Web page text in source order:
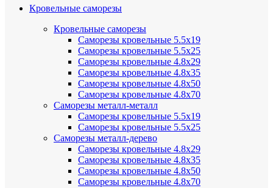
Кровельные саморезы
Кровельные саморезы
Саморезы кровельные 5.5х19
Саморезы кровельные 5.5х25
Саморезы кровельные 4.8х29
Саморезы кровельные 4.8х35
Саморезы кровельные 4.8х50
Саморезы кровельные 4.8х70
Саморезы металл-металл
Саморезы кровельные 5.5х19
Саморезы кровельные 5.5х25
Саморезы металл-дерево
Саморезы кровельные 4.8х29
Саморезы кровельные 4.8х35
Саморезы кровельные 4.8х50
Саморезы кровельные 4.8х70